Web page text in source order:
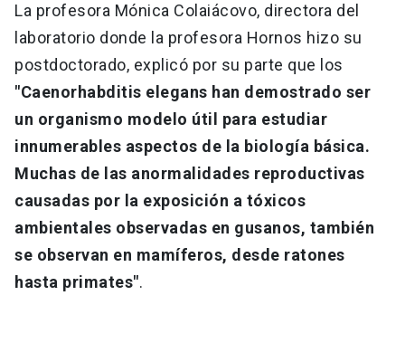
La profesora Mónica Colaiácovo, directora del
laboratorio donde la profesora Hornos hizo su
postdoctorado, explicó por su parte que los
"Caenorhabditis elegans han demostrado ser
un organismo modelo útil para estudiar
innumerables aspectos de la biología básica.
Muchas de las anormalidades reproductivas
causadas por la exposición a tóxicos
ambientales observadas en gusanos, también
se observan en mamíferos, desde ratones
hasta primates".